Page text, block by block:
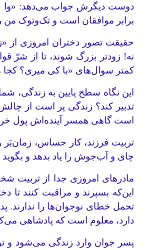
دوست دیگرش جواب می‌دهد: «وا چه
برابر موافقان است و تک‌و‌توک
حقیقت تصور دختران امروزی از
نه! زودتر بزرگ شوند، تا از شرّ
کمتر سوال‌های «با کی میری؟ کجا
این نگاه سطح پایین به زندگی،
تدبیر کند؟ زندگی پر است از
است گاهی همسر آینده‌اش پول
تربیت فرزند، کار حساس،
چای و آب‌جوش را یاد بدهد و
مادرهای امروزی جدا از تربیت
این‌که بسپرند و مراقبت کنند
تحمل خطای نوجوان‌ها را ندارند.
دارد، معلوم است که پادشاهی
پسر جوان وارد زندگی می‌شود و